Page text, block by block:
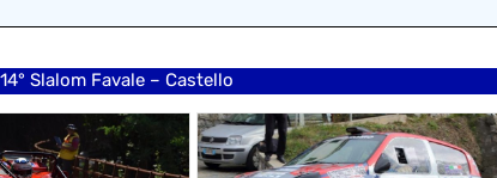
Slalom Favale – Castello